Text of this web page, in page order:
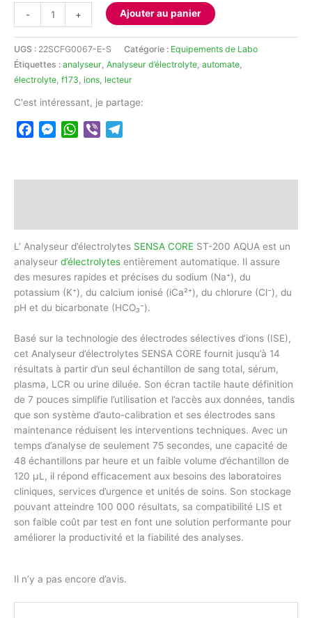
-
de
Analyseur
d’électrolytes
SENSA
CORE
+ Ajouter au panier
UGS : 22SCFG0067-E-S Catégorie : Equipements de Labo
Étiquettes : analyseur Analyseur d’électrolyte automate
électrolyte f173 ions lecteur
C'est intéressant, je partage:
FacebookMessenger
WhatsApp
Viber
L’ Analyseur d’électrolytes SENSA CORE ST-200 AQUA est un
analyseur d’électrolytes entièrement automatique. Il assure
des mesures rapides et précises du sodium (Na⁺), du
potassium (K⁺), du calcium ionisé (iCa²⁺), du chlorure (Cl⁻), du
pH et du bicarbonate (HCO₃⁻).
Basé sur la technologie des électrodes sélectives d’ions (ISE),
cet Analyseur d’électrolytes SENSA CORE fournit jusqu’à 14
résultats à partir d’un seul échantillon de sang total, sérum,
plasma, LCR ou urine diluée. Son écran tactile haute définition
de 7 pouces simplifie l’utilisation et l’accès aux données, tandis
que son système d’auto-calibration et ses électrodes sans
maintenance réduisent les interventions techniques. Avec un
temps d’analyse de seulement 75 secondes, une capacité de
48 échantillons par heure et un faible volume d’échantillon de
120 µL, il répond efficacement aux besoins des laboratoires
cliniques, services d’urgence et unités de soins. Son stockage
pouvant atteindre 100 000 résultats, sa compatibilité LIS et
son faible coût par test en font une solution performante pour
améliorer la productivité et la fiabilité des analyses.
Il n’y a pas encore d’avis.